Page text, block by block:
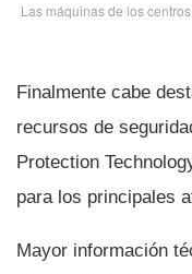
Las máquinas de los
Finalmente cabe
recursos de
Protection
para los principales
Mayor información